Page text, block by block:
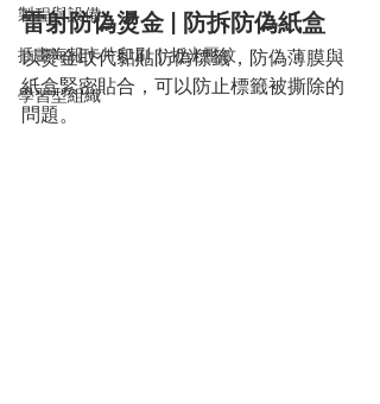
製程與設備
插畫海報卡片印刷 | 折光壓紋
學習型組織
雷射防偽燙金 | 防拆防偽紙盒
以燙金取代黏貼防偽標籤，防偽薄膜與
紙盒緊密貼合，可以防止標籤被撕除的
問題。